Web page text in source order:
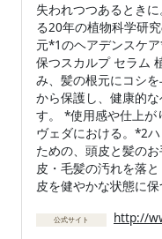
失われつつあるとき
る20年の植物科学研
元*1のヘアデンスケ
保つスカルプ セラム
み、髪の根元にコシ
から保護し、健康的
す。 *使用感や仕上が
ヴェダにおける。*2
ための、頭皮と髪の
皮・毛髪の汚れを落
皮を健やかな状態に保
公式サイト http://